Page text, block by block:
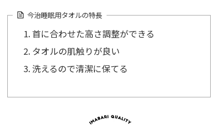
今治睡眠用タオルの特長
首に合わせた高さ調整ができる
タオルの肌触りが良い
洗えるので清潔に保てる